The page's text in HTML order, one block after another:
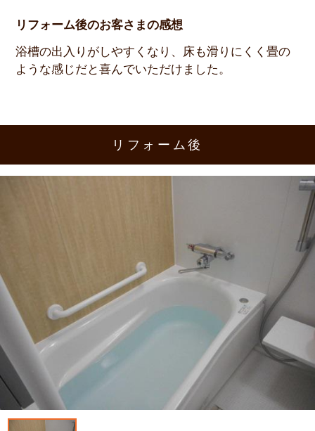
リフォーム後のお客さまの感想
浴槽の出入りがしやすくなり、床も滑りにくく畳の
ような感じだと喜んでいただけました。
リフォーム後